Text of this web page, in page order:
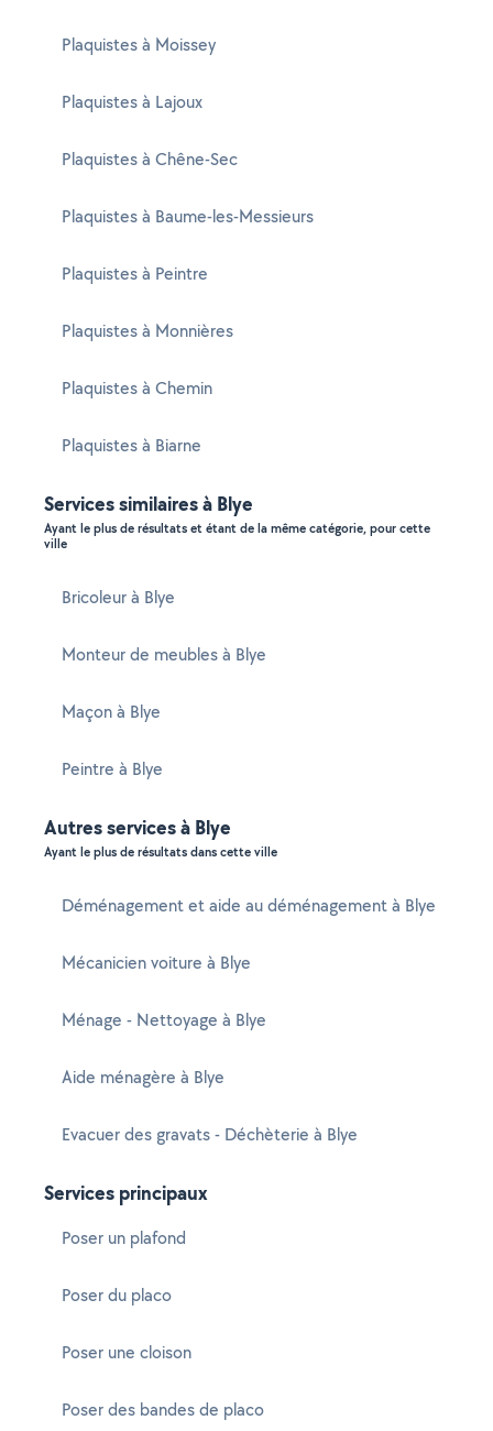
Plaquistes à Moissey
Plaquistes à Lajoux
Plaquistes à Chêne-Sec
Plaquistes à Baume-les-Messieurs
Plaquistes à Peintre
Plaquistes à Monnières
Plaquistes à Chemin
Plaquistes à Biarne
Services similaires à Blye
Ayant le plus de résultats et étant de la même catégorie, pour cette
ville
Bricoleur à Blye
Monteur de meubles à Blye
Maçon à Blye
Peintre à Blye
Autres services à Blye
Ayant le plus de résultats dans cette ville
Déménagement et aide au déménagement à Blye
Mécanicien voiture à Blye
Ménage - Nettoyage à Blye
Aide ménagère à Blye
Evacuer des gravats - Déchèterie à Blye
Services principaux
Poser un plafond
Poser du placo
Poser une cloison
Poser des bandes de placo